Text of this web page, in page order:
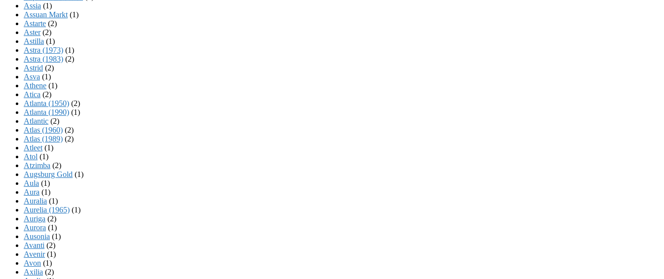
Assia (1)
Assuan Markt (1)
Astarte (2)
Aster(2)
Astilla (1)
Astra (1973) (1)
Astra (1983) (2)
Astrid (2)
Asva (1)
Athene (1)
Atica (2)
Atlanta (1950) (2)
Atlanta (1990) (1)
Atlantic (2)
Atlas (1960) (2)
Atlas (1989) (2)
Atleet (1)
Atol (1)
Atzimba (2)
Augsburg Gold (1)
Aula (1)
Aura (1)
Auralia (1)
Aurelia (1965) (1)
Auriga (2)
Aurora (1)
Ausonia (1)
Avanti (2)
Avenir(1)
Avon (1)
Axilia (2)